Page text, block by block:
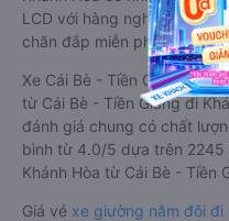
LCD với hàng nghìn bộ
chăn đắp miễn phí phục vụ
Xe Cái Bè - Tiền Giang
từ Cái Bè - Tiền Giang đi
đánh giá chung có chất
bình từ 4.0/5 dựa trên 2245
Khánh Hòa từ Cái Bè - Tiền
Giá vé xe giường nằm đôi đi